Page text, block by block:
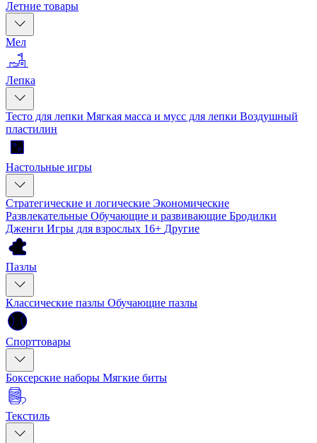
Летние товары
Мел
Лепка
Тесто для лепки Мягкая масса и мусс для лепки Воздушный
пластилин
Настольные игры
Стратегические и логические Экономические
Развлекательные Обучающие и развивающие Бродилки
Дженги Игры для взрослых 16+ Другие
Пазлы
Классические пазлы Обучающие пазлы
Спорттовары
Боксерские наборы Мягкие биты
Текстиль